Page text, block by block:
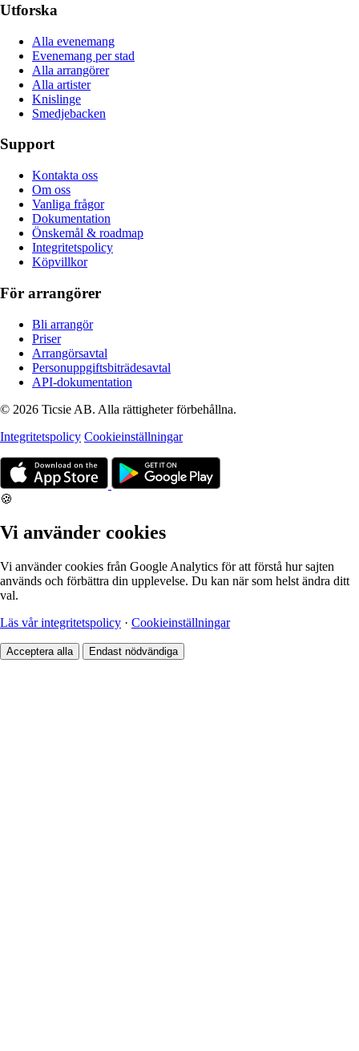
Utforska
Alla evenemang
Evenemang per stad
Alla arrangörer
Alla artister
Knislinge
Smedjebacken
Support
Kontakta oss
Om oss
Vanliga frågor
Dokumentation
Önskemål & roadmap
Integritetspolicy
Köpvillkor
För arrangörer
Bli arrangör
Priser
Arrangörsavtal
Personuppgiftsbiträdesavtal
API-dokumentation
© 2026 Ticsie AB. Alla rättigheter förbehållna.
Integritetspolicy Cookieinställningar
🍪
Vi använder cookies
Vi använder cookies från Google Analytics för att förstå hur sajten
används och förbättra din upplevelse. Du kan när som helst ändra ditt
val.
Läs vår integritetspolicy · Cookieinställningar
Acceptera alla Endast nödvändiga